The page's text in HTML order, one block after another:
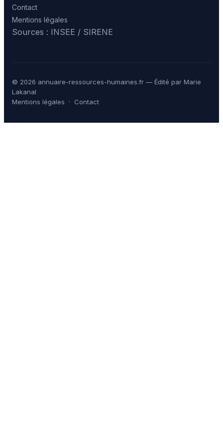
Contact
Mentions légales
Sources : INSEE / SIRENE
© 2026 annuaire-ressources-humaines.fr — Édité par Marie
Lakanal
Mentions légales · Contact